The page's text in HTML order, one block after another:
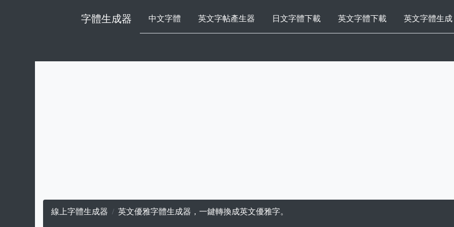
字體生成器 中文字體 英文字帖產生器 日文字體下載 英文字體下載 英文字體生成
線上字體生成器 英文優雅字體生成器，一鍵轉換成英文優雅字。